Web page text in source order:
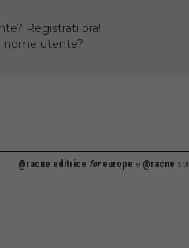
Registrati ora!
nome utente?
@racne editrice foreurope e @racne